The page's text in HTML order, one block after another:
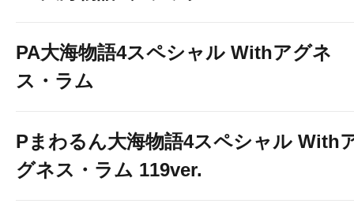
PA大海物語4スペシャル Withアグネ
ス・ラム
Pまわるん大海物語4スペシャル With
グネス・ラム 119ver.